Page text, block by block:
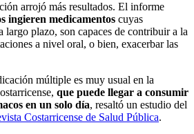
arrojó más resultados. El informe
ingieren medicamentos cuyas
largo plazo, son capaces de contribuir a la
a nivel oral, o bien, exacerbar las
múltiple es muy usual en la
que puede llegar a consumir
en un solo día, resaltó un estudio del
Costarricense de Salud Pública.